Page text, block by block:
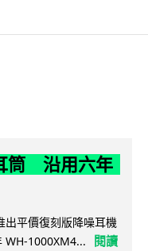
筒 沿用六年
出平價復刻版降噪耳機
WH-1000XM4...
閱讀